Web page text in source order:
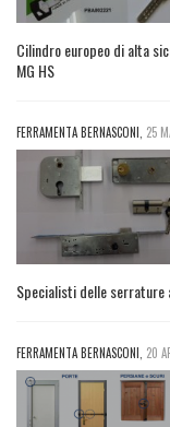
Cilindro europeo di alta
MG HS
FERRAMENTA BERNASCONI, 25
Specialisti delle serrature
FERRAMENTA BERNASCONI, 20